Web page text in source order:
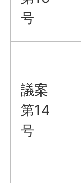
号
議案
第14
号